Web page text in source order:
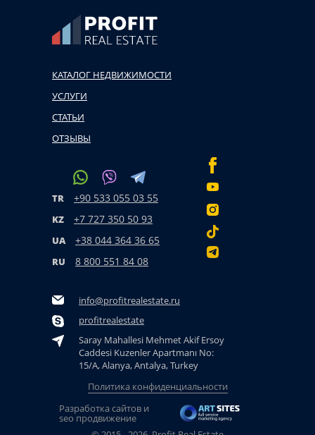
КАТАЛОГ НЕДВИЖИМОСТИ
УСЛУГИ
СТАТЬИ
ОТЗЫВЫ
TR +90 533 055 03 55
KZ +7 727 350 50 93
UA +38 044 364 36 65
RU 8 800 551 84 08
info@profitrealestate.ru
profitrealestate
Saray Mahallesi Mehmet Akif Ersoy
Caddesi Kuzenler Apartmanı No:
15/A, Alanya, Antalya, Turkey
Политика конфиденциальности
Разработка сайтов и
seo продвижение